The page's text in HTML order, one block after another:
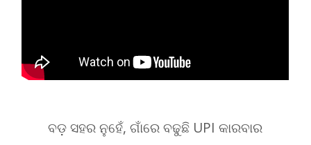
ବଡ଼ ସହର ନୁହେଁ, ଗାଁରେ ବଢୁଛି UPI କାରବାର